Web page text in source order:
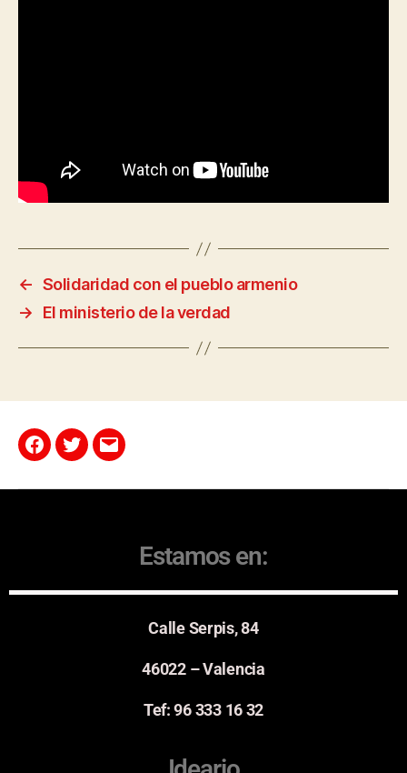
← Solidaridad con el pueblo armenio
→
El ministerio de la verdad
Estamos en:
Calle Serpis, 84
46022 – Valencia
Tef: 96 333 16 32